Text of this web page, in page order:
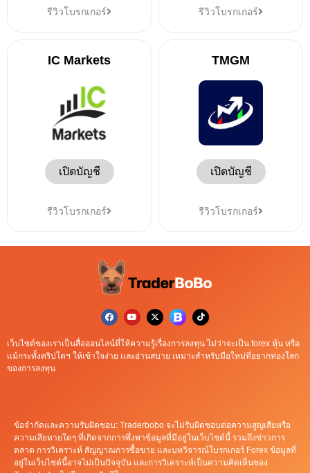
รีวิวโบรกเกอร์ รีวิวโบรกเกอร์
IC Markets
เปิดบัญชี
รีวิวโบรกเกอร์
TMGM
เปิดบัญชี
รีวิวโบรกเกอร์
เว็บไซต์ของเราเป็นสื่อออนไลน์ที่ให้ความรู้เรื่องการลงทุน ไม่ว่าจะเป็น forex หุ้น หรือ
เเม้กระทั้งคริปโตฯ ให้เข้าใจง่าย เเละอ่านสบาย เหมาะสำหรับมือใหม่ที่อยากท่องโลก
ของการลงทุน
ข้อจำกัดและความรับผิดชอบ: Traderbobo จะไม่รับผิดชอบต่อความสูญเสียหรือ
ความเสียหายใดๆ ที่เกิดจากการพึ่งพาข้อมูลที่มีอยู่ในเว็บไซต์นี้ รวมถึงข่าวการ
ตลาด การวิเคราะห์ สัญญาณการซื้อขาย และบทวิจารณ์โบรกเกอร์ Forex ข้อมูลที่
อยู่ในเว็บไซต์นี้อาจไม่เป็นปัจจุบัน และการวิเคราะห์เป็นความคิดเห็นของ